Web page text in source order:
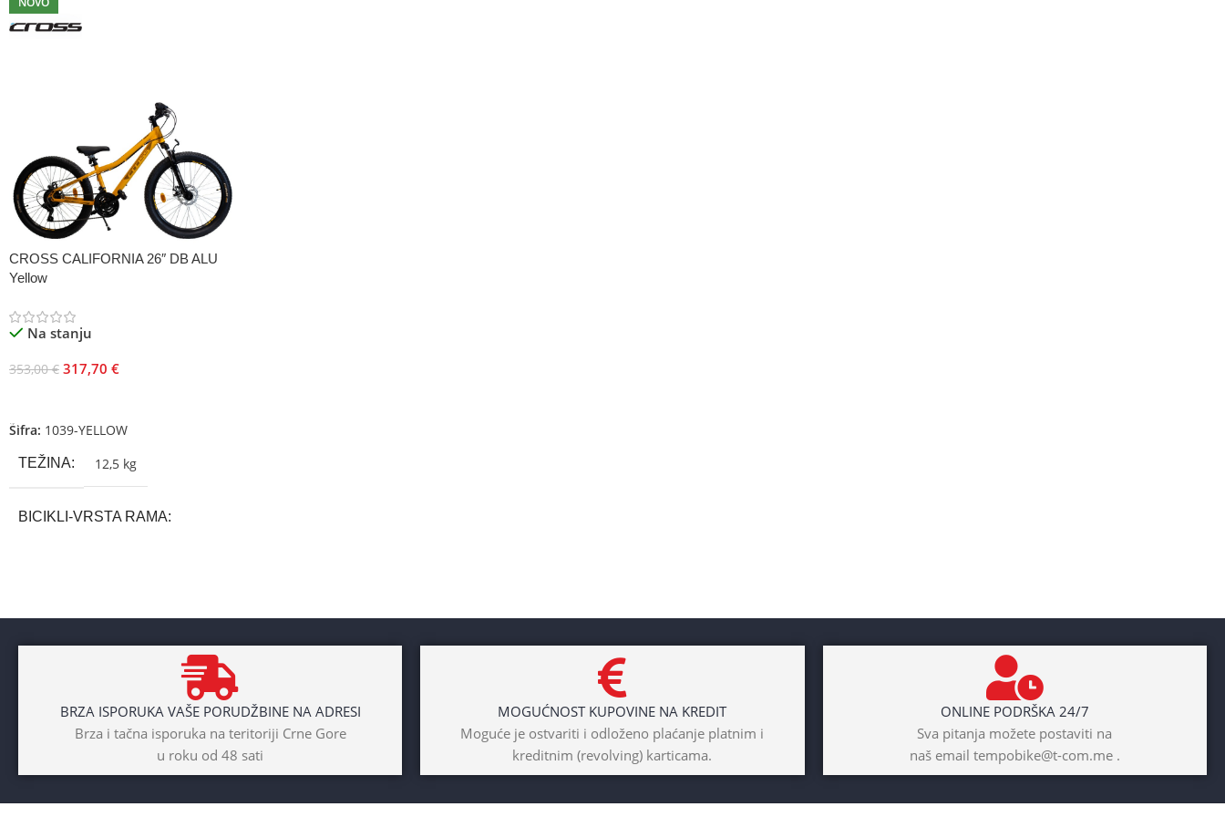
CROSS CALIFORNIA 26″ DB ALU
Yellow
Na stanju
353,00€ 317,70 €
Šifra: 1039-YELLOW
TEŽINA 12,5 kg
BICIKLI-VRSTA RAMA
BRAND Cross
Dječaci,Djevojčice,Unisex
BRZA ISPORUKA VAŠE PORUDŽBINE NA ADRESI
Brza i tačna isporuka na teritoriji Crne Gore
u roku od 48 sati
MOGUĆNOST KUPOVINE NA KREDIT
Moguće je ostvariti i odloženo plaćanje platnim i
kreditnim (revolving) karticama.
ONLINE PODRŠKA 24/7
Sva pitanja možete postaviti na
naš email tempobike@t-com.me .